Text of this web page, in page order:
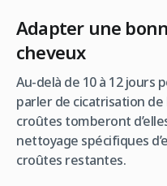
Adapter une
cheveux
Au-delà de 10 à 12 jours
parler de cicatrisation
croûtes tomberont
nettoyage spécifiques
croûtes restantes.